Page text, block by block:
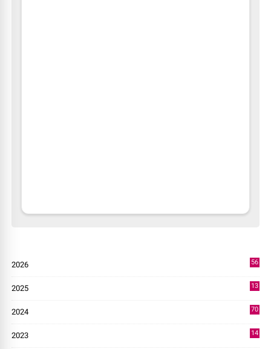
2026
56
2025
13
2024
70
2023
14